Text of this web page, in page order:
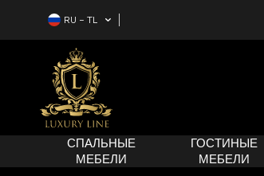
RU − TL
СПАЛЬНЫЕ
МЕБЕЛИ
ГОСТИНЫЕ
МЕБЕЛИ